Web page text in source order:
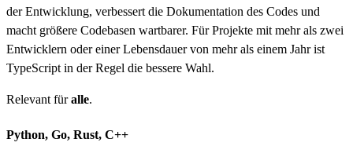
der Entwicklung, verbessert die Dokumentation des Codes und
macht größere Codebasen wartbarer. Für Projekte mit mehr als zwei
Entwicklern oder einer Lebensdauer von mehr als einem Jahr ist
TypeScript in der Regel die bessere Wahl.
Relevant füralle.
Python, Go, Rust, C++